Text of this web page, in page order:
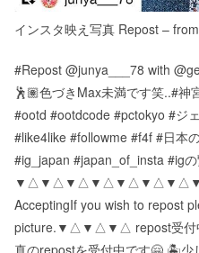
インスタ映え写真 Repost – from
#Repost @junya___78 with
🕺🏽色づきMax未満です笑..#神
#ootd #ootdcode #pctokyo #ジ
#like4like #followme #f4f #日本
#ig_japan #japan_of_insta #ig
Accepting If you wish to repost
picture. ▼△▼△▼△ repost受
真のrepostを受付中です🤗 🏝少